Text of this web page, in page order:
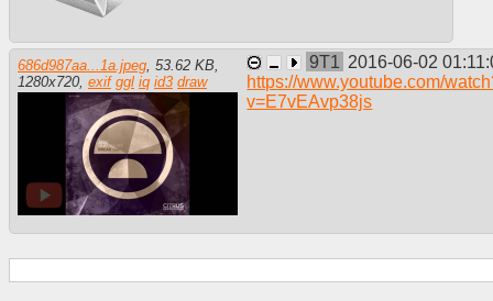
686d987aa...1a.jpeg 53.62 KB
1280x720 exif ggl iq id3 draw
9T1 2016-06-02
https://www.youtube.com/
v=E7vEAvp38js